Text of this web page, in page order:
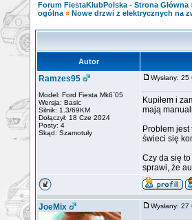
Forum FiestaKlubPolska - Strona Główna
ogólna » Nowe drzwi z elektrycznych na
Autor
Ramzes95
Model: Ford Fiesta Mk6`05
Wersja: Basic
Silnik: 1.3/69KM
Dołączył: 18 Cze 2024
Posty: 4
Skąd: Szamotuły
Wysłany:
Kupiłem i
mają
Problem
świeci się
Czy da się
sprawi, że
JoeMix Wysłany: